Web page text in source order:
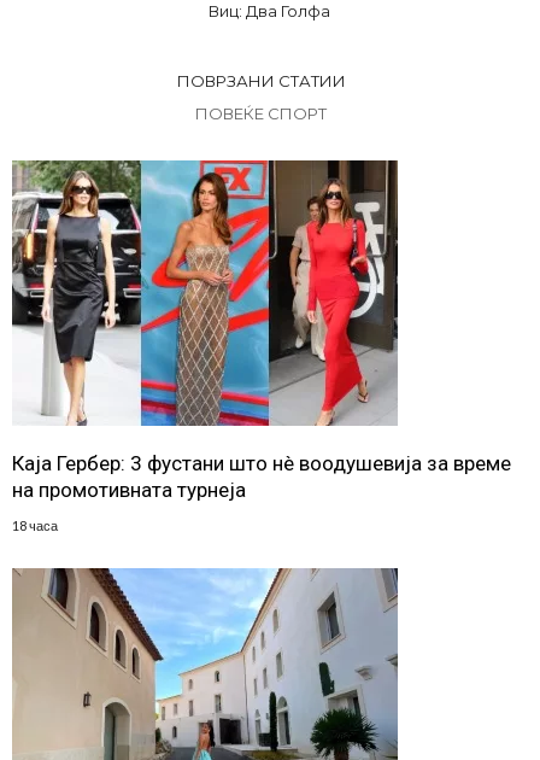
Виц: Два Голфа
ПОВРЗАНИ СТАТИИ
ПОВЕЌЕ СПОРТ
Каја Гербер: 3 фустани што нè воодушевија за време
на промотивната турнеја
18 часа